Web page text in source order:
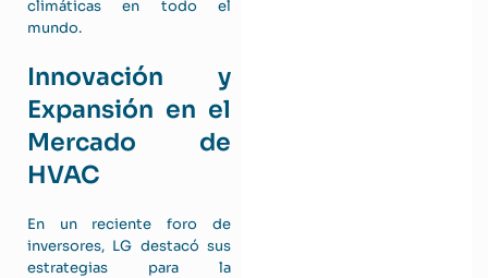
climáticas en todo el
mundo.
Innovación y
Expansión en el
Mercado de
HVAC
En un reciente foro de
inversores, LG destacó sus
estrategias para la